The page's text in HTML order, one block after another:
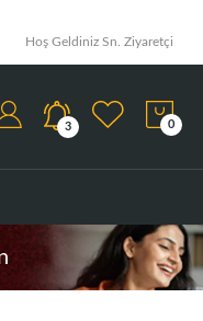
Hoş Geldiniz Sn. Ziyaretçi
3 0